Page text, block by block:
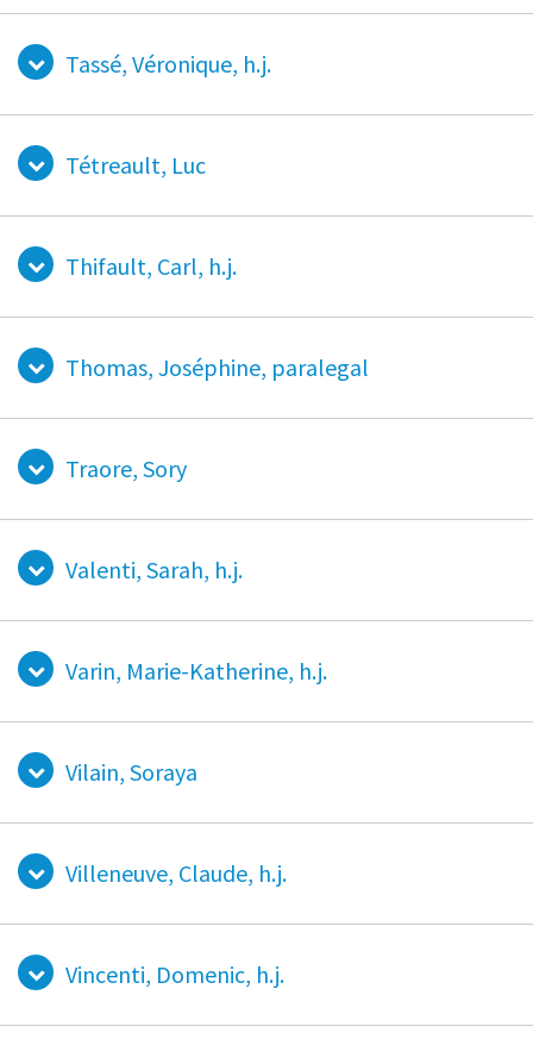
Tassé, Véronique, h.j.
Tétreault, Luc
Thifault, Carl, h.j.
Thomas, Joséphine, paralegal
Traore, Sory
Valenti, Sarah, h.j.
Varin, Marie-Katherine, h.j.
Vilain, Soraya
Villeneuve, Claude, h.j.
Vincenti, Domenic, h.j.